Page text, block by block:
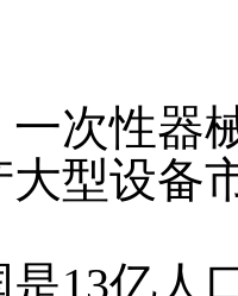
性器械
大型设备
亿人口